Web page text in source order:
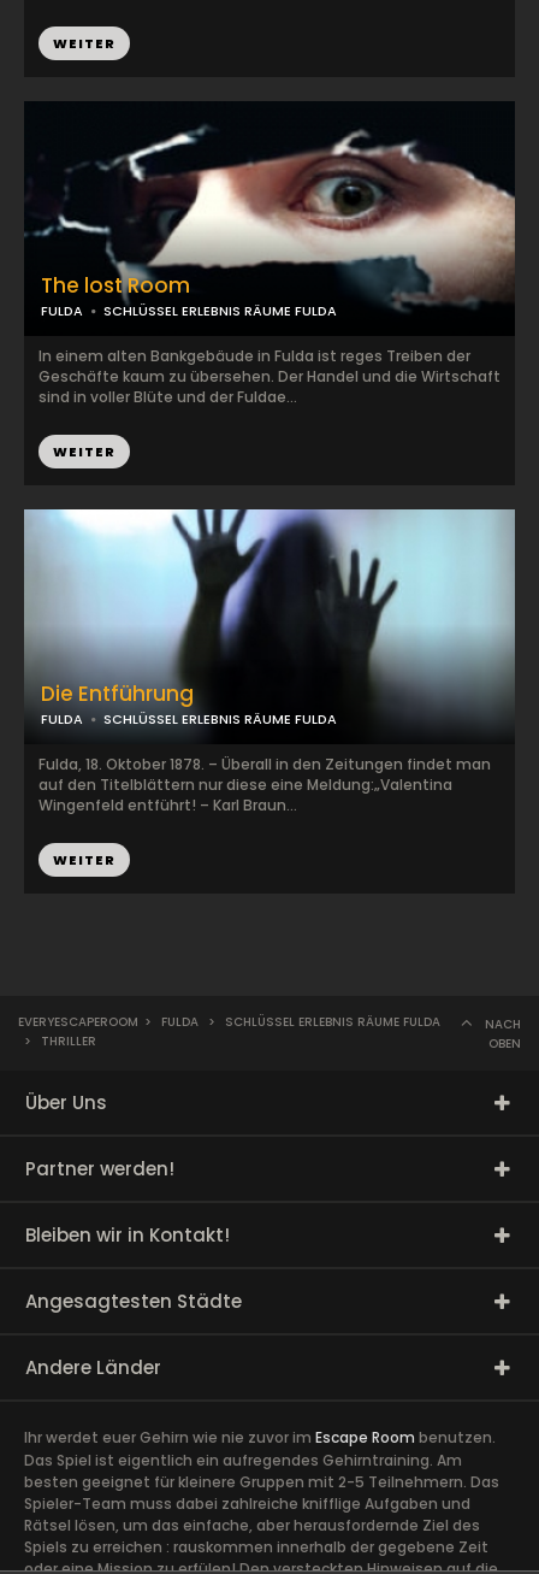
WEITER
Die Entführung
FULDA SCHLÜSSEL ERLEBNIS RÄUME FULDA
Fulda, 18. Oktober 1878. – Überall in den Zeitungen findet man
auf den Titelblättern nur diese eine Meldung:„Valentina
Wingenfeld entführt! – Karl Braun...
WEITER
The lost Room
FULDA SCHLÜSSEL ERLEBNIS RÄUME FULDA
In einem alten Bankgebäude in Fulda ist reges Treiben der
Geschäfte kaum zu übersehen. Der Handel und die Wirtschaft
sind in voller Blüte und der Fuldae...
WEITER
EVERYESCAPEROOM > FULDA >
SCHLÜSSEL ERLEBNIS RÄUME FULDA
>
THRILLER
NACH
OBEN
Über Uns
Partner werden!
Bleiben wir in Kontakt!
Angesagtesten Städte
Andere Länder
Ihr werdet euer Gehirn wie nie zuvor im Escape Room benutzen.
Das Spiel ist eigentlich ein aufregendes Gehirntraining. Am
besten geeignet für kleinere Gruppen mit 2-5 Teilnehmern. Das
Spieler-Team muss dabei zahlreiche knifflige Aufgaben und
Rätsel lösen, um das einfache, aber herausfordernde Ziel des
Spiels zu erreichen : rauskommen innerhalb der gegebene Zeit
oder eine Mission zu erfülen! Den versteckten Hinweisen auf die